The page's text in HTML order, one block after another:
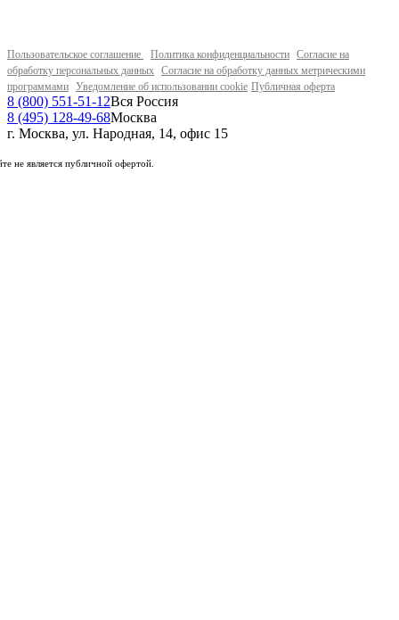
Пользовательское соглашение Политика конфиденциальности Согласие на
обработку персональных данных Согласие на обработку данных метрическими
программами Уведомление об использовании cookie Публичная оферта
8 (800) 551-51-12Вся Россия
8 (495) 128-49-68Москва
г. Москва, ул. Народная, 14, офис 15
не является публичной офертой.